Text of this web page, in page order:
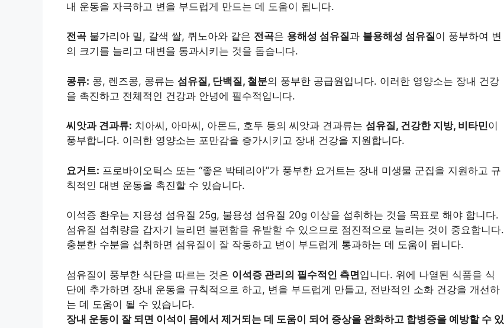
내 운동을 자극하고 변을 부드럽게 만드는 데 도움이 됩니다.
전곡 불가리아 밀, 갈색 쌀, 퀴노아와 같은 전곡은 용해성 섬유질과 불용해성 섬유질이 풍부하여 변
의 크기를 늘리고 대변을 통과시키는 것을 돕습니다.
콩류: 콩, 렌즈콩, 콩류는 섬유질, 단백질, 철분의 풍부한 공급원입니다. 이러한 영양소는 장내 건강
을 촉진하고 전체적인 건강과 안녕에 필수적입니다.
씨앗과 견과류: 치아씨, 아마씨, 아몬드, 호두 등의 씨앗과 견과류는 섬유질, 건강한 지방, 비타민이
풍부합니다. 이러한 영양소는 포만감을 증가시키고 장내 건강을 지원합니다.
요거트: 프로바이오틱스 또는 “좋은 박테리아”가 풍부한 요거트는 장내 미생물 군집을 지원하고 규
칙적인 대변 운동을 촉진할 수 있습니다.
이석증 환우는 지용성 섬유질 25g, 불용성 섬유질 20g 이상을 섭취하는 것을 목표로 해야 합니다.
섬유질 섭취량을 갑자기 늘리면 불편함을 유발할 수 있으므로 점진적으로 늘리는 것이 중요합니다.
충분한 수분을 섭취하면 섬유질이 잘 작동하고 변이 부드럽게 통과하는 데 도움이 됩니다.
섬유질이 풍부한 식단을 따르는 것은 이석증 관리의 필수적인 측면입니다. 위에 나열된 식품을 식
단에 추가하면 장내 운동을 규칙적으로 하고, 변을 부드럽게 만들고, 전반적인 소화 건강을 개선하
는 데 도움이 될 수 있습니다.
장내 운동이 잘 되면 이석이 몸에서 제거되는 데 도움이 되어 증상을 완화하고 합병증을 예방할 수 있